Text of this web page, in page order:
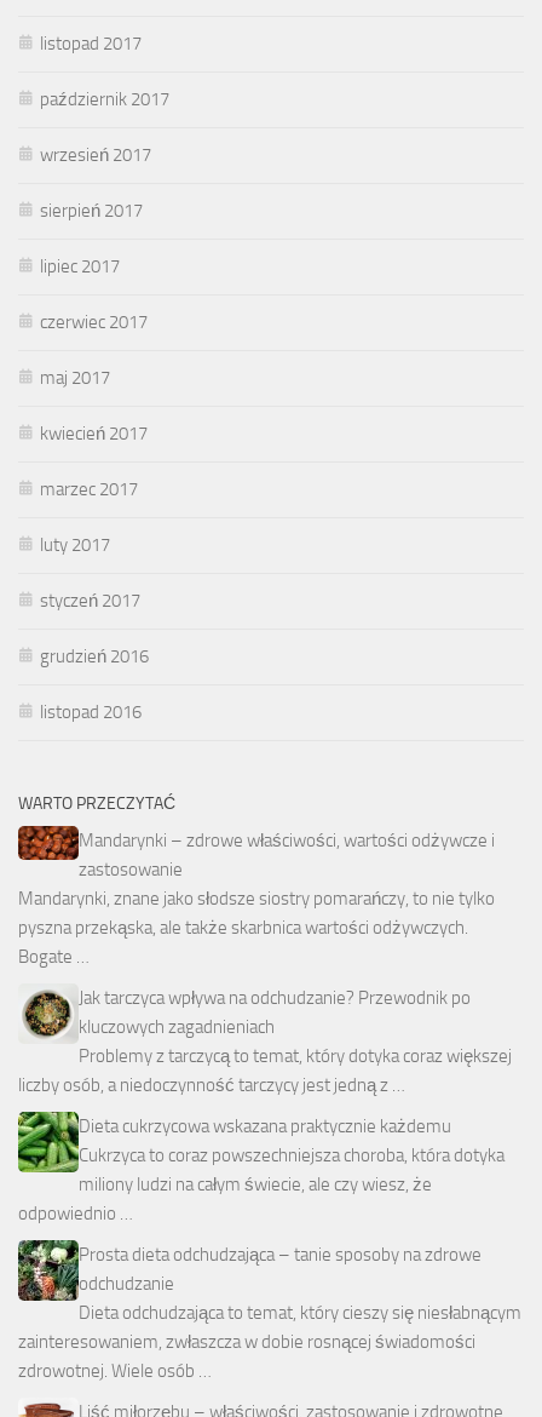
listopad 2017
październik 2017
wrzesień 2017
sierpień 2017
lipiec 2017
czerwiec 2017
maj 2017
kwiecień 2017
marzec 2017
luty 2017
styczeń 2017
grudzień 2016
listopad 2016
WARTO PRZECZYTAĆ
Mandarynki – zdrowe właściwości, wartości odżywcze i
zastosowanie
Mandarynki, znane jako słodsze siostry pomarańczy, to nie tylko
pyszna przekąska, ale także skarbnica wartości odżywczych.
Bogate …
Jak tarczyca wpływa na odchudzanie? Przewodnik po
kluczowych zagadnieniach
Problemy z tarczycą to temat, który dotyka coraz większej
liczby osób, a niedoczynność tarczycy jest jedną z …
Dieta cukrzycowa wskazana praktycznie każdemu
Cukrzyca to coraz powszechniejsza choroba, która dotyka
miliony ludzi na całym świecie, ale czy wiesz, że
odpowiednio …
Prosta dieta odchudzająca – tanie sposoby na zdrowe
odchudzanie
Dieta odchudzająca to temat, który cieszy się niesłabnącym
zainteresowaniem, zwłaszcza w dobie rosnącej świadomości
zdrowotnej. Wiele osób …
Liść miłorzębu – właściwości, zastosowanie i zdrowotne